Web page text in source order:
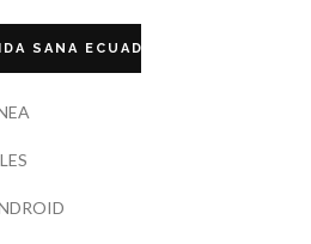
SANA ECUADOR